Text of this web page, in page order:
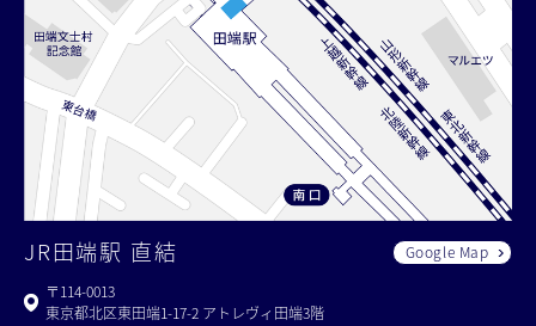
JR田端駅 直結
Google Map
〒114-0013
東京都北区東田端1-17-2 アトレヴィ田端3階